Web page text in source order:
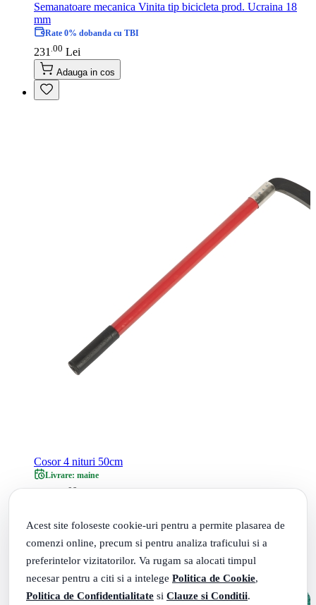
Acest site foloseste cookie-uri pentru a permite plasarea de
comenzi online, precum si pentru analiza traficului si a
preferintelor vizitatorilor. Va rugam sa alocati timpul
necesar pentru a citi si a intelege Politica de Cookie,
Politica de Confidentialitate si Clauze si Conditii.
Semanatoare mecanica Vinita tip bicicleta prod. Ucraina 18
mm
Rate 0% dobanda cu TBI
231.00 Lei
Adauga in cos
Cosor 4 nituri 50cm
Livrare: maine
.09
Adauga in cos